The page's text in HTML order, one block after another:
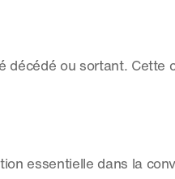
décédé ou sortant.
essentielle dans la